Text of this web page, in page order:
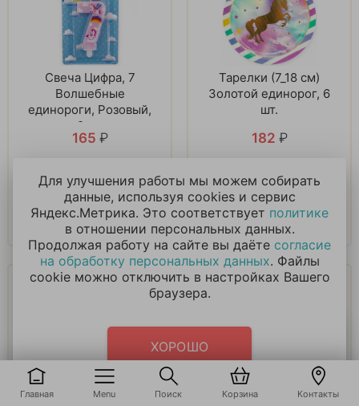
Главная Menu Поиск Корзина Контакты
Свеча Цифра, 7
Волшебные
единороги, Розовый,
9 см
165 ₽
В корзину
Купить в 1 клик
Тарелки (7_18 см)
Золотой единорог, 6
шт.
182 ₽
В корзину
Купить в 1 клик
Стаканы (250 мл)
(единорог), Розовый,
Тарелки (7_18 см)
Радужный единорог,
Для улучшения работы мы можем собирать
данные, используя cookies и сервис
Яндекс.Метрика. Это соответствует политике
в отношении персональных данных.
Продолжая работу на сайте вы даёте согласие
на обработку персональных данных. Файлы
cookie можно отключить в настройках Вашего
браузера.
ХОРОШО